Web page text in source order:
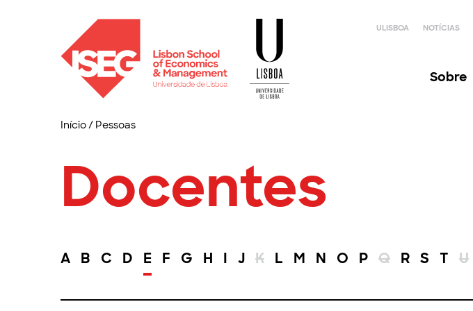
ULISBOA NOTÍCIAS
Sobre
Início/ Pessoas
Docentes
A B C D E F G H I J K L M N O P Q R S T U